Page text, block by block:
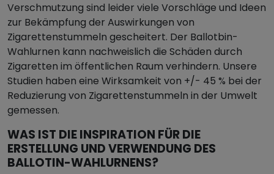
Verschmutzung sind leider viele Vorschläge und Ideen
zur Bekämpfung der Auswirkungen von
Zigarettenstummeln gescheitert. Der Ballotbin-
Wahlurnen kann nachweislich die Schäden durch
Zigaretten im öffentlichen Raum verhindern. Unsere
Studien haben eine Wirksamkeit von +/- 45 % bei der
Reduzierung von Zigarettenstummeln in der Umwelt
gemessen.
WAS IST DIE INSPIRATION FÜR DIE
ERSTELLUNG UND VERWENDUNG DES
BALLOTIN-WAHLURNENS?